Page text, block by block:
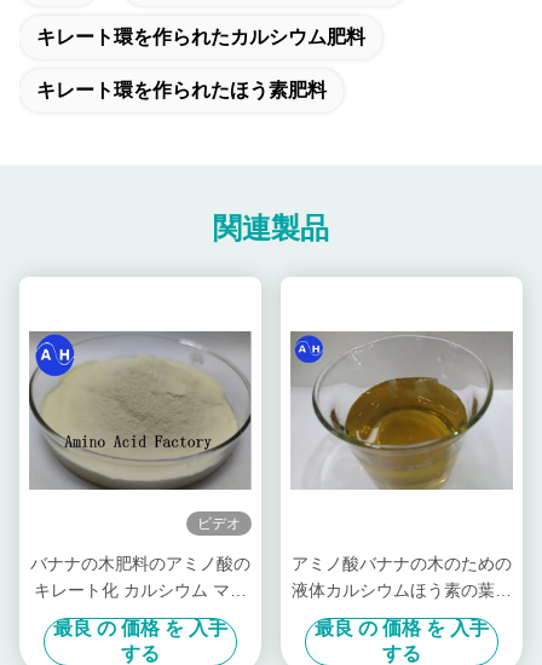
キレート環を作られたカルシウム肥料
キレート環を作られたほう素肥料
関連製品
ビデオ
バナナの木肥料のアミノ酸の
キレート化 カルシウム マグ
ネシウム亜鉛ほう素のモリブ
デン
最良 の 価格 を 入手
する
アミノ酸バナナの木のための
液体カルシウムほう素の葉状
肥料
最良 の 価格 を 入手
する